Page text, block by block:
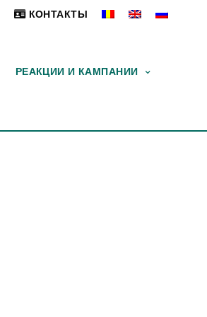
КОНТАКТЫ
РЕАКЦИИ И КАМПАНИИ